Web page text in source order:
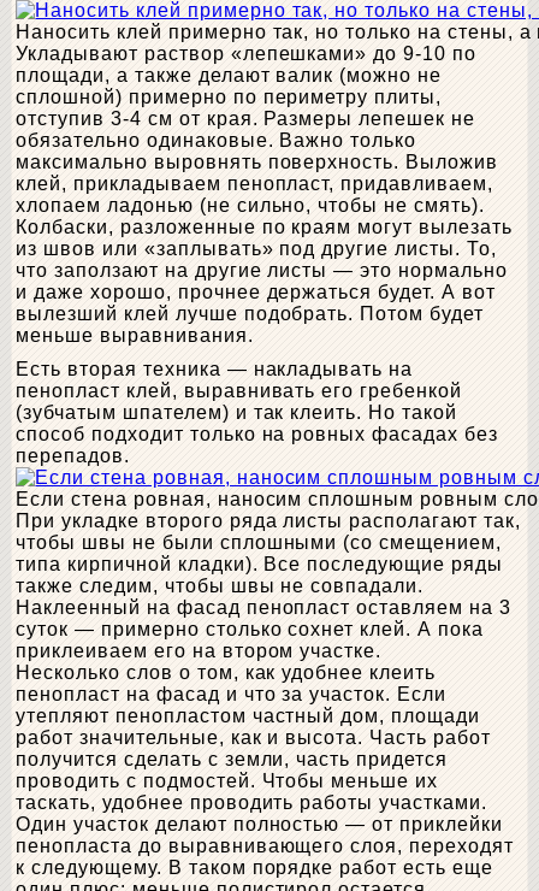
Наносить клей примерно так, но только на стены,
Укладывают раствор «лепешками» до 9-10 по
площади, а также делают валик (можно не
сплошной) примерно по периметру плиты,
отступив 3-4 см от края. Размеры лепешек не
обязательно одинаковые. Важно только
максимально выровнять поверхность. Выложив
клей, прикладываем пенопласт, придавливаем,
хлопаем ладонью (не сильно, чтобы не смять).
Колбаски, разложенные по краям могут вылезать
из швов или «заплывать» под другие листы. То,
что заползают на другие листы — это нормально
и даже хорошо, прочнее держаться будет. А вот
вылезший клей лучше подобрать. Потом будет
меньше выравнивания.
Есть вторая техника — накладывать на
пенопласт клей, выравнивать его гребенкой
(зубчатым шпателем) и так клеить. Но такой
способ подходит только на ровных фасадах без
перепадов.
Если стена ровная, наносим сплошным ровным
При укладке второго ряда листы располагают так,
чтобы швы не были сплошными (со смещением,
типа кирпичной кладки). Все последующие ряды
также следим, чтобы швы не совпадали.
Наклеенный на фасад пенопласт оставляем на 3
суток — примерно столько сохнет клей. А пока
приклеиваем его на втором участке.
Несколько слов о том, как удобнее клеить
пенопласт на фасад и что за участок. Если
утепляют пенопластом частный дом, площади
работ значительные, как и высота. Часть работ
получится сделать с земли, часть придется
проводить с подмостей. Чтобы меньше их
таскать, удобнее проводить работы участками.
Один участок делают полностью — от приклейки
пенопласта до выравнивающего слоя, переходят
к следующему. В таком порядке работ есть еще